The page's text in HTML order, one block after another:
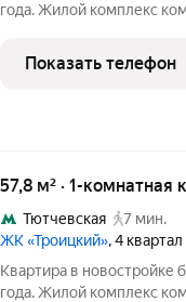
года. Жилой комплекс
уже работает:
гипермаркет,
Показать телефон
57,8 м² · 1-комнатная
Тютчевская
7 мин.
ЖК «Троицкий», 4
Квартира в новостройке
года. Жилой комплекс